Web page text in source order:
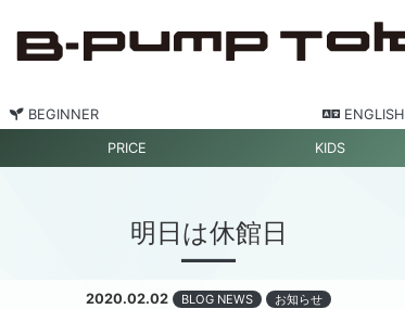
BEGINNER ENGLISH
PRICE KIDS
明日は休館日
2020.02.02 BLOG NEWS お知らせ